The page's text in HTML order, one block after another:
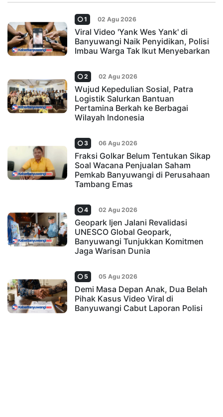
1 02 Agu 2026
Viral Video 'Yank Wes Yank' di
Banyuwangi Naik Penyidikan, Polisi
Imbau Warga Tak Ikut Menyebarkan
2 02 Agu 2026
Wujud Kepedulian Sosial, Patra
Logistik Salurkan Bantuan
Pertamina Berkah ke Berbagai
Wilayah Indonesia
3 06 Agu 2026
Fraksi Golkar Belum Tentukan Sikap
Soal Wacana Penjualan Saham
Pemkab Banyuwangi di Perusahaan
Tambang Emas
4 02 Agu 2026
Geopark Ijen Jalani Revalidasi
UNESCO Global Geopark,
Banyuwangi Tunjukkan Komitmen
Jaga Warisan Dunia
5 05 Agu 2026
Demi Masa Depan Anak, Dua Belah
Pihak Kasus Video Viral di
Banyuwangi Cabut Laporan Polisi